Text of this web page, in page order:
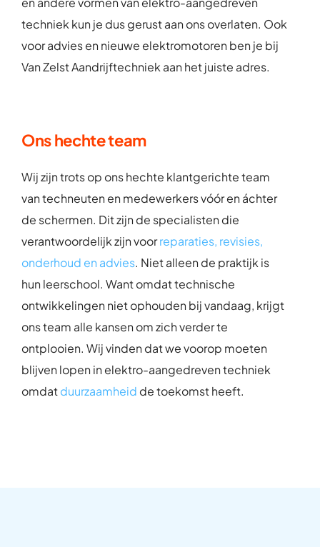
techniek kun je dus gerust aan ons overlaten. Ook
voor advies en nieuwe elektromotoren ben je bij
Van Zelst Aandrijftechniek aan het juiste adres.
Ons hechte team
Wij zijn trots op ons hechte klantgerichte team
van techneuten en medewerkers vóór en áchter
de schermen. Dit zijn de specialisten die
verantwoordelijk zijn voorreparaties, revisies,
onderhoud en advies. Niet alleen de praktijk is
hun leerschool. Want omdat technische
ontwikkelingen niet ophouden bij vandaag, krijgt
ons team alle kansen om zich verder te
ontplooien. Wij vinden dat we voorop moeten
blijven lopen in elektro-aangedreven techniek
omdatduurzaamheid de toekomst heeft.